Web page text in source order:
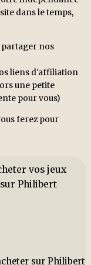
dans le temps,
partager nos
liens d'affiliation
une petite
pour vous)
ferez pour
vos jeux
sur Philibert